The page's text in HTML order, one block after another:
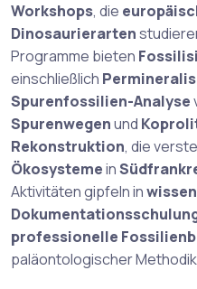
Workshops, die
Dinosaurierarten
Programme bieten
einschließlich
Spurenfossilien-Analyse
Spurenwegenund
Rekonstruktion, die
Ökosystemein
Aktivitäten gipfeln in
professionelle
paläontologischer